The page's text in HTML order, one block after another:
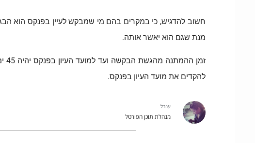
חשוב להדגיש, כי במקרים בהם מי שמבקש לעיין בפנקס הוא
מנת שגם הוא יאשר אותה.
להקדים את מועד העיון בפנקס.
ענבל
מנהלת תוכן הפורטל